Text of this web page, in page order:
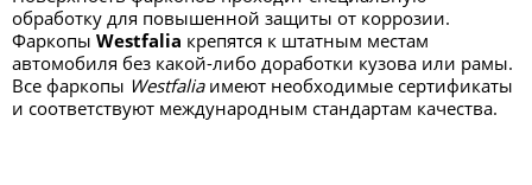
обработку для повышенной защиты от коррозии.
Фаркопы Westfalia крепятся к штатным местам
автомобиля без какой-либо доработки кузова или рамы.
Все фаркопы Westfaliaимеют необходимые сертификаты
и соответствуют международным стандартам качества.